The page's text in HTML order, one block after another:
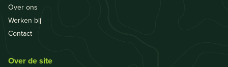
Over ons
Werken bij
Contact
Over de site